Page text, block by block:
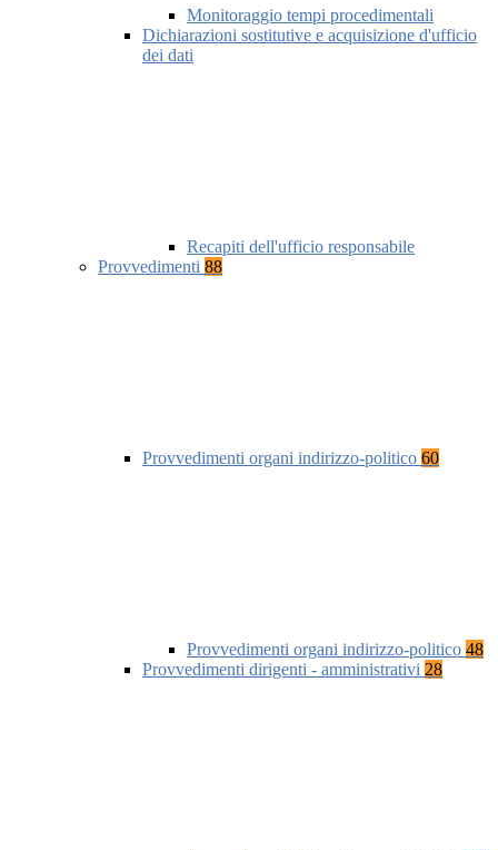
Monitoraggio tempi procedimentali
Dichiarazioni sostitutive e acquisizione d'ufficio
dei dati
Recapiti dell'ufficio responsabile
Provvedimenti 88
Provvedimenti organi indirizzo-politico 60
Provvedimenti organi indirizzo-politico 48
Provvedimenti dirigenti - amministrativi 28